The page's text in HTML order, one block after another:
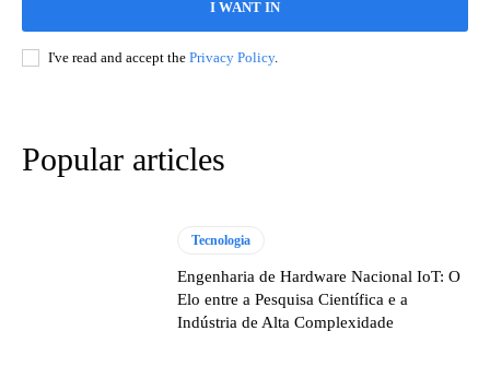
I WANT IN
I've read and accept the Privacy Policy.
Popular articles
Tecnologia
Engenharia de Hardware Nacional IoT: O
Elo entre a Pesquisa Científica e a
Indústria de Alta Complexidade